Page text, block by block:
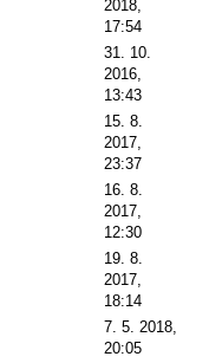
2018,
17:54
31. 10.
2016,
13:43
15. 8.
2017,
23:37
16. 8.
2017,
12:30
19. 8.
2017,
18:14
7. 5. 2018,
20:05